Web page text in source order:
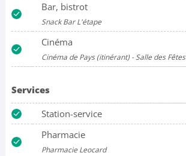
Bar, bistrot
Snack Bar L'étape
Cinéma
Cinéma de Pays (itinérant) - Salle des Fêtes
Services
Station-service
Pharmacie
Pharmacie Leocard